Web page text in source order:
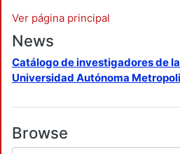
Ver página principal
News
Catálogo de investigadores de
Universidad Autónoma
Browse